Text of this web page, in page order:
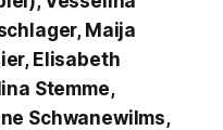
Maija
Elisabeth
Stemme,
Schwanewilms,